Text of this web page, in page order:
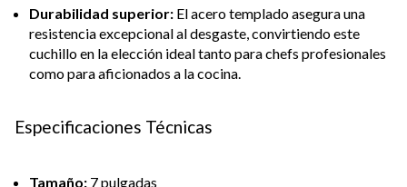
Durabilidad superior: El acero templado asegura una
resistencia excepcional al desgaste, convirtiendo este
cuchillo en la elección ideal tanto para chefs profesionales
como para aficionados a la cocina.
Especificaciones Técnicas
Tamaño: 7 pulgadas